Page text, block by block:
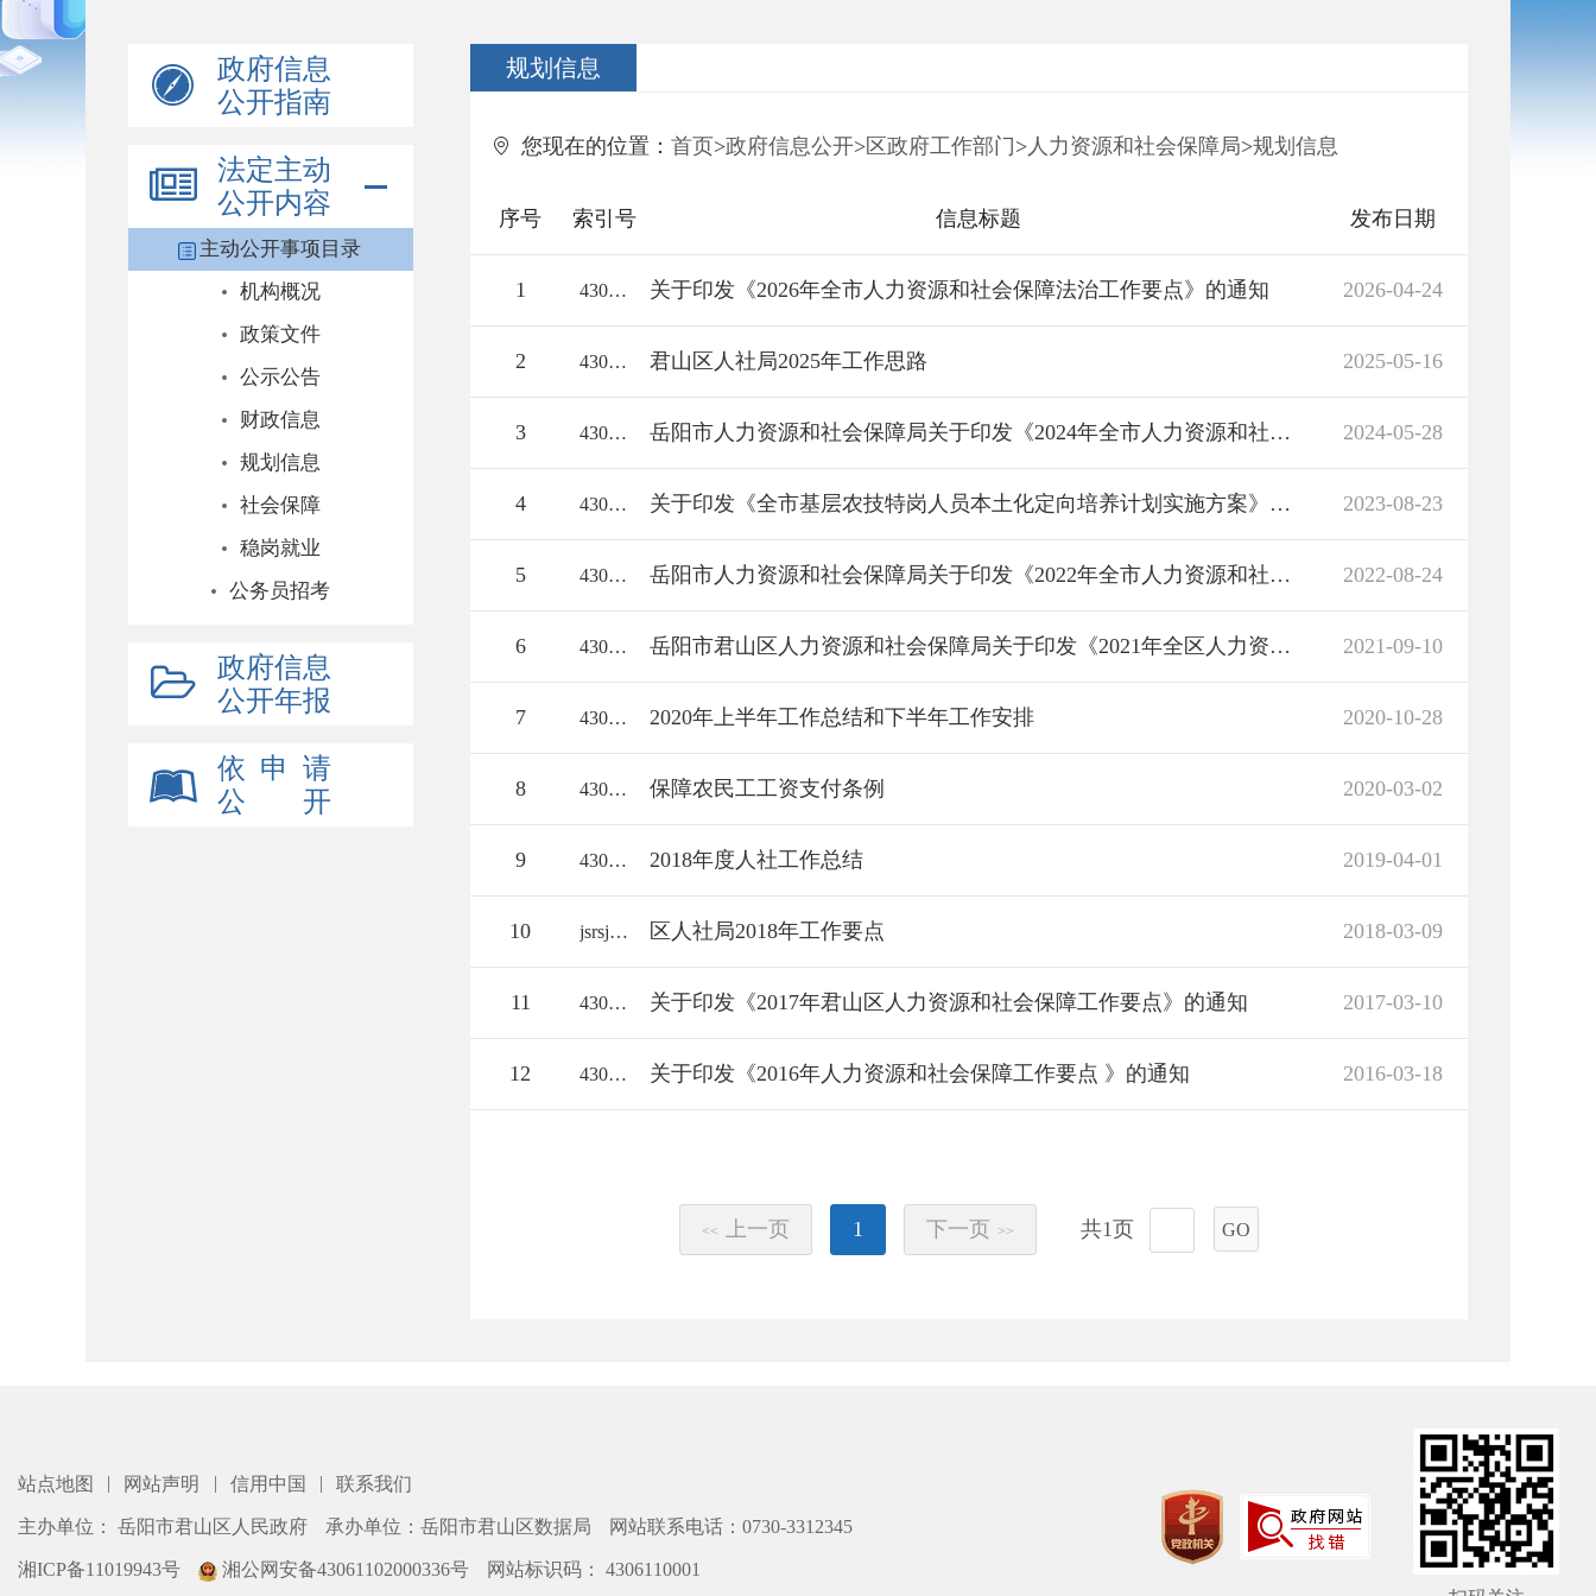
政府信息
公开指南
法定主动
公开内容
主动公开事项目录
机构概况
政策文件
公示公告
财政信息
规划信息
社会保障
稳岗就业
公务员招考
政府信息
公开年报
依 申 请
公 开
规划信息
您现在的位置： 首页>政府信息公开>区政府工作部门> 人力资源和社会保障局>规划信息
序号 索引号 信息标题 发布日期
1 43060018112/2026-2373951 关于印发《2026年全市人力资源和社会保障法治工作要点》的通知 2026-04-24
2 43060018112/2025-2292018 君山区人社局2025年工作思路 2025-05-16
3 43060018112/2024-2192365 岳阳市人力资源和社会保障局关于印发《2024年全市人力资源和社会保障工作要点》的通知 2024-05-28
4 43060018112/2023-2100858 关于印发《全市基层农技特岗人员本土化定向培养计划实施方案》的通知 2023-08-23
5 43060018112/2022-1980067 岳阳市人力资源和社会保障局关于印发《2022年全市人力资源和社会保障工作要点》的通知 2022-08-24
6 43060018112/2021-1852586 岳阳市君山区人力资源和社会保障局关于印发《2021年全区人力资源和社会保障工作要点》的通知 2021-09-10
7 43060018112/2020-1758042 2020年上半年工作总结和下半年工作安排 2020-10-28
8 43060018112/2020-1662953 保障农民工工资支付条例 2020-03-02
9 43060018112/2019-1483598 2018年度人社工作总结 2019-04-01
10 jsrsj/2018-1306680 区人社局2018年工作要点 2018-03-09
11 43061000/2017-1185919 关于印发《2017年君山区人力资源和社会保障工作要点》的通知 2017-03-10
12 43061000/2016-1185921 关于印发《2016年人力资源和社会保障工作要点 》的通知 2016-03-18
<< 上一页 1 下一页 >> 共1页 GO
站点地图 | 网站声明 | 信用中国 | 联系我们
主办单位： 岳阳市君山区人民政府 承办单位：岳阳市君山区数据局 网站联系电话：0730-3312345
湘ICP备11019943号 湘公网安备43061102000336号
网站标识码： 4306110001